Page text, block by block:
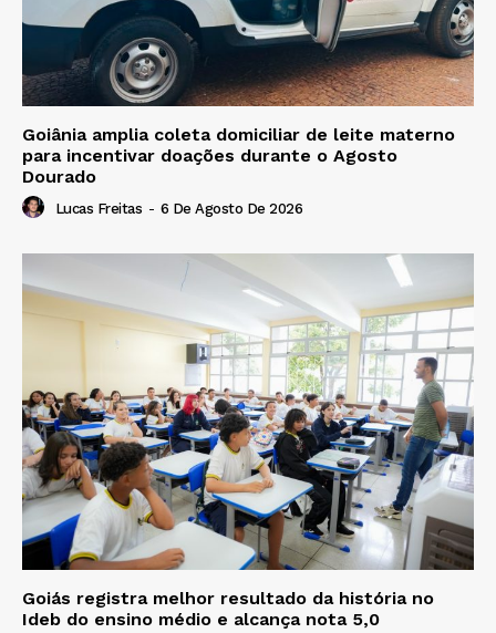
Goiânia amplia coleta domiciliar de leite materno
para incentivar doações durante o Agosto
Dourado
Lucas Freitas - 6 De Agosto De 2026
Goiás registra melhor resultado da história no
Ideb do ensino médio e alcança nota 5,0